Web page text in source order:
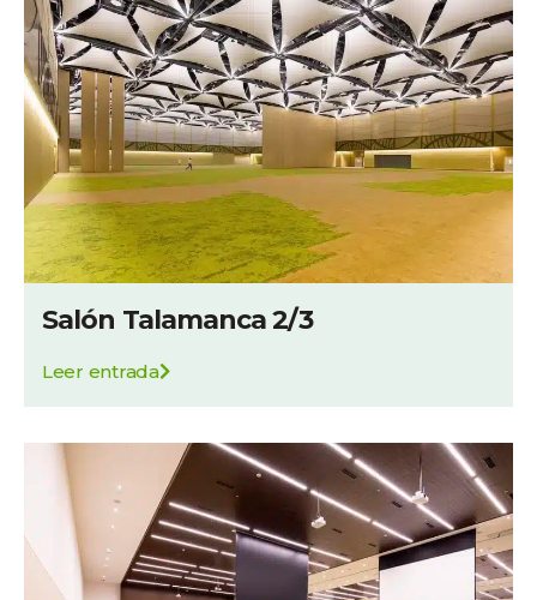
Salón Talamanca 2/3
Leer entrada